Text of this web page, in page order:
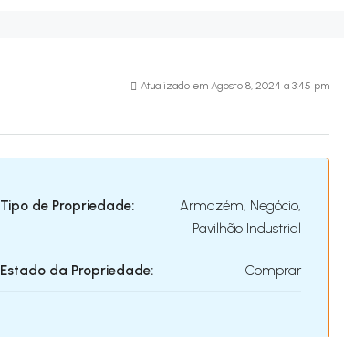
Atualizado em Agosto 8, 2024 a 3:45 pm
Tipo de Propriedade:
Armazém, Negócio,
Pavilhão Industrial
Estado da Propriedade: Comprar